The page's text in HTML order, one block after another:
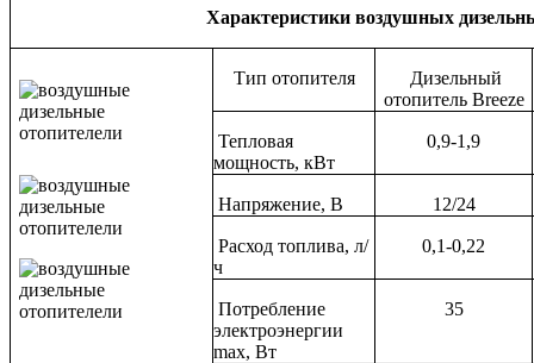
Характеристики воздушных
Тип отопителя
Дизельный
отопитель Breeze
Тепловая
мощность, кВт
0,9-1,9
Напряжение, В 12/24
Расход топлива, л/
ч
0,1-0,22
Потребление
электроэнергии
max, Вт
35